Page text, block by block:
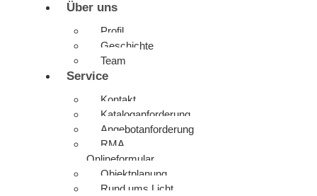
Über uns
Profil
Geschichte
Team
Service
Kontakt
Kataloganforderung
Angebotanforderung
RMA
Onlineformular
Objektplanung
Rund ums Licht